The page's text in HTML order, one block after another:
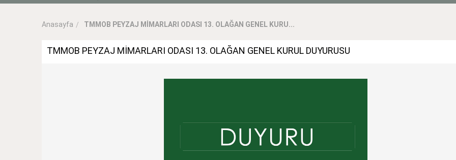
Anasayfa TMMOB PEYZAJ MİMARLARI ODASI 13. OLAĞAN GENEL KURU...
TMMOB PEYZAJ MİMARLARI ODASI 13. OLAĞAN GENEL KURUL DUYURUSU